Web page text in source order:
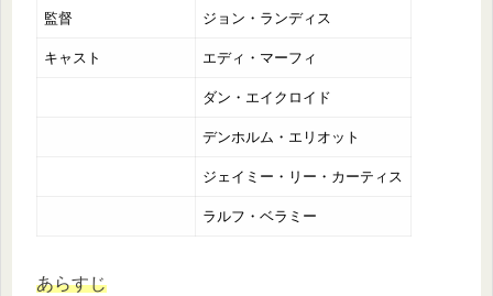
監督 ジョン・ランディス
キャスト エディ・マーフィ
ダン・エイクロイド
デンホルム・エリオット
ジェイミー・リー・カーティス
ラルフ・ベラミー
あらすじ